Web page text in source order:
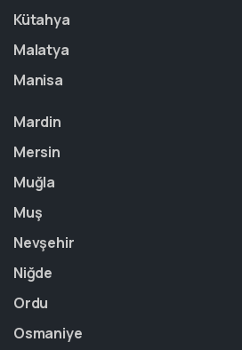
Kütahya
Malatya
Manisa
Mardin
Mersin
Muğla
Muş
Nevşehir
Niğde
Ordu
Osmaniye